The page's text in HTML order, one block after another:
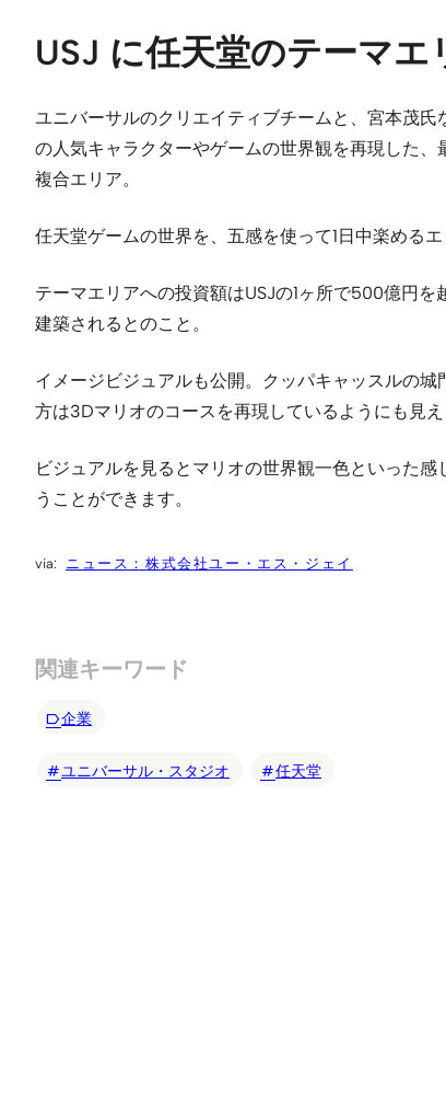
USJ に任天堂のテーマエ
ユニバーサルのクリエイティブチームと、宮本茂
の人気キャラクターやゲームの世界観を再現した
複合エリア。
任天堂ゲームの世界を、五感を使って1日中楽める
テーマエリアへの投資額はUSJの1ヶ所で500億円
建築されるとのこと。
イメージビジュアルも公開。クッパキャッスルの
方は3Dマリオのコースを再現しているようにも見え
ビジュアルを見るとマリオの世界観一色といった
うことができます。
ニュース：株式会社ユー・エス・ジェイ
関連キーワード
企業
ユニバーサル・スタジオ 任天堂